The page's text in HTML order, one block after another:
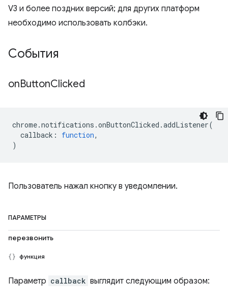
V3 и более поздних версий; для других платформ
необходимо использовать колбэки.
События
onButtonClicked
chrome.notifications .onButtonClicked .addListener(
callback : function,
)
Пользователь нажал кнопку в уведомлении.
ПАРАМЕТРЫ
перезвонить
функция
Параметр callback выглядит следующим образом: